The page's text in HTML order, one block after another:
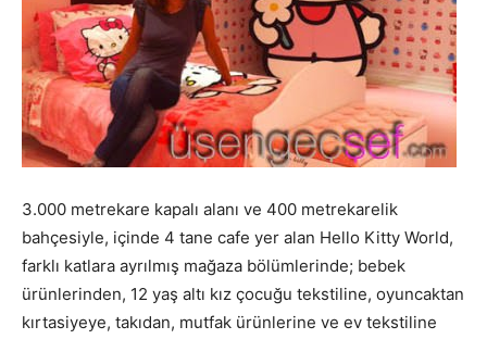
3.000 metrekare kapalı alanı ve 400 metrekarelik
bahçesiyle, içinde 4 tane cafe yer alan Hello Kitty World,
farklı katlara ayrılmış mağaza bölümlerinde; bebek
ürünlerinden, 12 yaş altı kız çocuğu tekstiline, oyuncaktan
kırtasiyeye, takıdan, mutfak ürünlerine ve ev tekstiline